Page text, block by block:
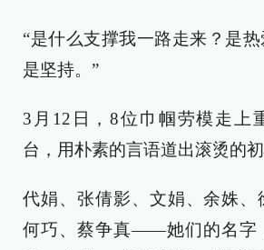
“是什么支撑我一路走来？是
是坚持。”
3月12日，8位巾帼劳模走上
台，用朴素的言语道出滚烫的初
代娟、张倩影、文娟、余姝、
何巧、蔡争真——她们的名字